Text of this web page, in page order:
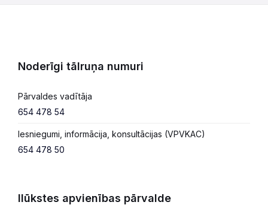
Noderīgi tālruņa numuri
Pārvaldes vadītāja
654 478 54
Iesniegumi, informācija, konsultācijas (VPVKAC)
654 478 50
Ilūkstes apvienības pārvalde